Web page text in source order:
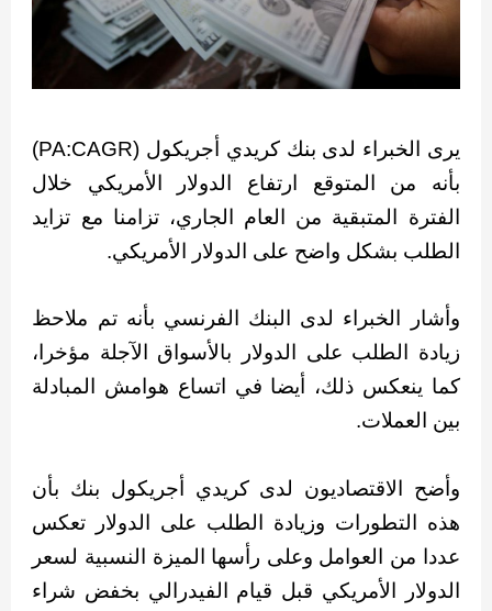
يرى الخبراء لدى بنك كريدي أجريكول (PA:CAGR)
بأنه من المتوقع ارتفاع الدولار الأمريكي خلال
الفترة المتبقية من العام الجاري، تزامنا مع تزايد
الطلب بشكل واضح على الدولار الأمريكي.
وأشار الخبراء لدى البنك الفرنسي بأنه تم ملاحظ
زيادة الطلب على الدولار بالأسواق الآجلة مؤخرا،
كما ينعكس ذلك، أيضا في اتساع هوامش المبادلة
بين العملات.
وأضح الاقتصاديون لدى كريدي أجريكول بنك بأن
هذه التطورات وزيادة الطلب على الدولار تعكس
عددا من العوامل وعلى رأسها الميزة النسبية لسعر
الدولار الأمريكي قبل قيام الفيدرالي بخفض شراء